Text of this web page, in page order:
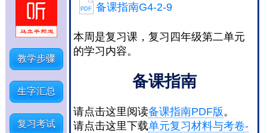
教学步骤
生字汇总
复习考试
PDF 备课指南G4-2-9
本周是复习课，复习四年级第二单元
的学习内容。
备课指南
请点击这里阅读备课指南PDF版 。
请点击这里下载单元复习材料与考卷-